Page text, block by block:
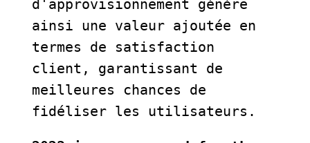
d'approvisionnement génère
ainsi une valeur ajoutée en
termes de satisfaction
client, garantissant de
meilleures chances de
fidéliser les utilisateurs.